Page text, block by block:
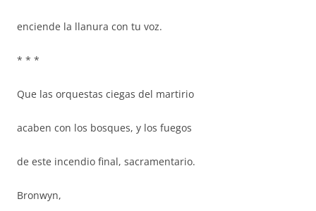
enciende la llanura con tu voz.
* * *
Que las orquestas ciegas del martirio
acaben con los bosques, y los fuegos
de este incendio final, sacramentario.
Bronwyn,